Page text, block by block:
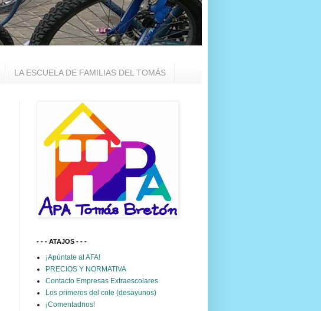
LA ESCUELA DE FAMILIAS DEL TOMÁS
- - - ATAJOS - - -
¡Apúntate al AFA!
PRECIOS Y NORMATIVA
Contacto Empresas Extraescolares
Los primeros del cole (desayunos)
¡Comentadnos!